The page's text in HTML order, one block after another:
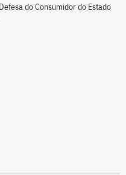
do Consumidor do Estado